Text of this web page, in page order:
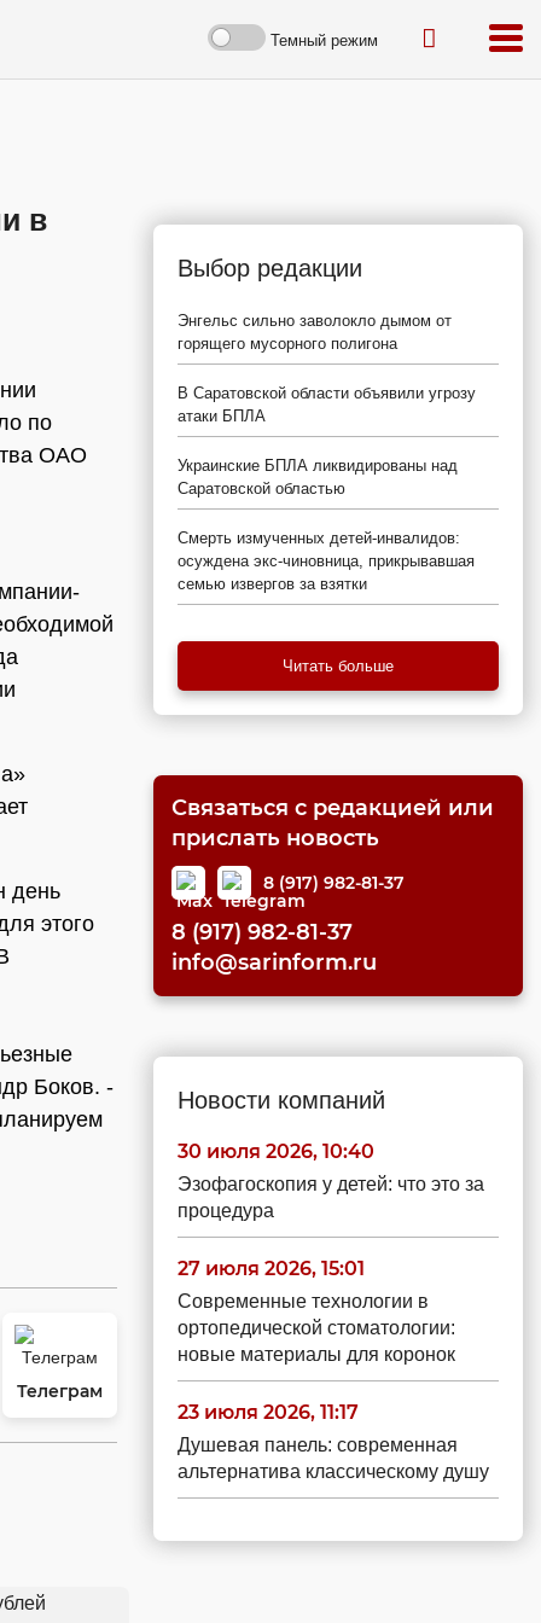
Темный режим
в
по
ОАО
день
этого
Боков. -
Телеграм
Выбор редакции
Энгельс сильно заволокло дымом от
горящего мусорного полигона
В Саратовской области объявили угрозу
атаки БПЛА
Украинские БПЛА ликвидированы над
Саратовской областью
Смерть измученных детей-инвалидов:
осуждена экс-чиновница, прикрывавшая
семью извергов за взятки
Читать больше
Связаться с редакцией или
прислать новость
8 (917) 982-81-37
8 (917) 982-81-37
info@sarinform.ru
Новости компаний
30 июля 2026, 10:40
Эзофагоскопия у детей: что это за
процедура
27 июля 2026, 15:01
Современные технологии в
ортопедической стоматологии:
новые материалы для коронок
23 июля 2026, 11:17
Душевая панель: современная
альтернатива классическому душу